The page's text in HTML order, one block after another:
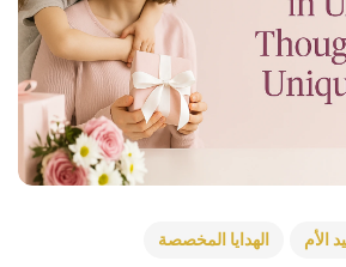
الأم الهدايا المخصصة